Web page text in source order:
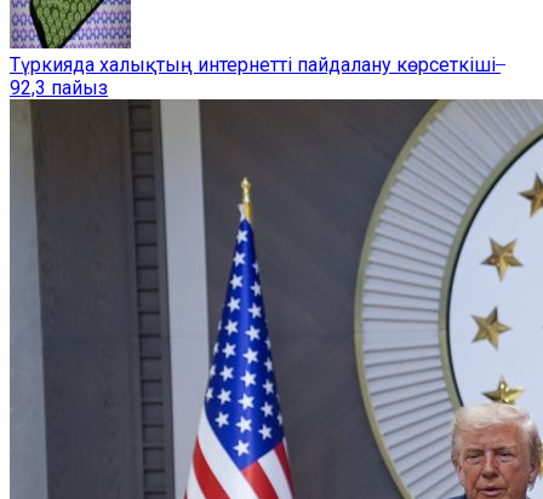
Түркияда халықтың интернетті пайдалану көрсеткіші ̶
92,3 пайыз